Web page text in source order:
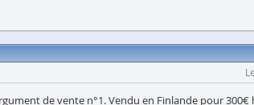
de vente n°1. Vendu en Finlande pour